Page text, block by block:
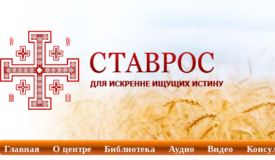
Главная О центре Библиотека Аудио Видео